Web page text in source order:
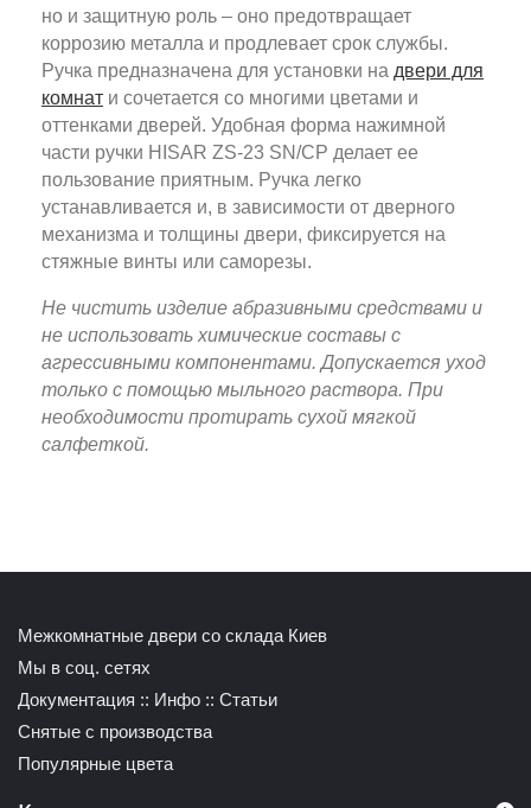
но и защитную роль – оно предотвращает
коррозию металла и продлевает срок службы.
Ручка предназначена для установки на двери для
комнат и сочетается со многими цветами и
оттенками дверей. Удобная форма нажимной
части ручки HISAR ZS-23 SN/CP делает ее
пользование приятным. Ручка легко
устанавливается и, в зависимости от дверного
механизма и толщины двери, фиксируется на
стяжные винты или саморезы.
Не чистить изделие абразивными средствами и
не использовать химические составы с
агрессивными компонентами. Допускается уход
только с помощью мыльного раствора. При
необходимости протирать сухой мягкой
салфеткой.
Межкомнатные двери со склада Киев
Мы в соц. сетях
Документация :: Инфо :: Статьи
Снятые с производства
Популярные цвета